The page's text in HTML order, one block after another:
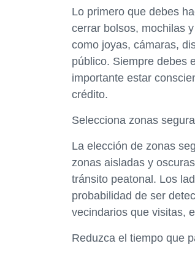
Lo primero que debes
cerrar bolsos, mochilas
como joyas, cámaras,
público. Siempre debes
importante estar
crédito.
Selecciona zonas
La elección de zonas
zonas aisladas y
tránsito peatonal. Los
probabilidad de ser
vecindarios que visitas,
Reduzca el tiempo que